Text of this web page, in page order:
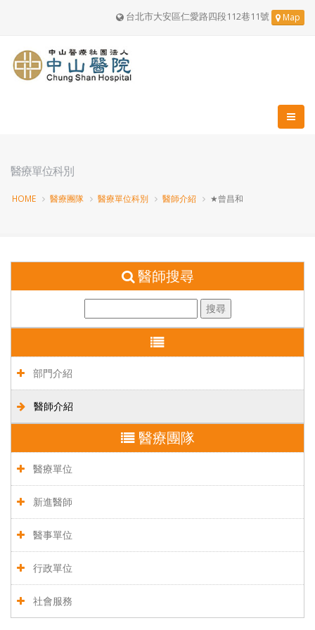
台北市大安區仁愛路四段112巷11號 Map
醫療單位科別
HOME 醫療團隊 醫療單位科別 醫師介紹 ★曾昌和
醫師搜尋
部門介紹
醫師介紹
醫療團隊
醫療單位
新進醫師
醫事單位
行政單位
社會服務